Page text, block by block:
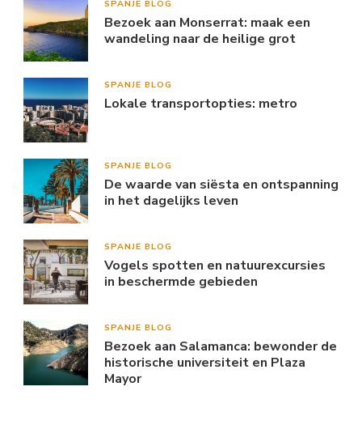
SPANJE BLOG
Bezoek aan Monserrat: maak een
wandeling naar de heilige grot
SPANJE BLOG
Lokale transportopties: metro
SPANJE BLOG
De waarde van siësta en ontspanning
in het dagelijks leven
SPANJE BLOG
Vogels spotten en natuurexcursies
in beschermde gebieden
SPANJE BLOG
Bezoek aan Salamanca: bewonder de
historische universiteit en Plaza
Mayor